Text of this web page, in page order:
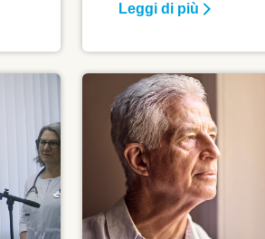
oncologiche (22%).¹
prima causa di
donne over 65, con un
rispettivamente, di
decessi su 100.000
Leggi di più